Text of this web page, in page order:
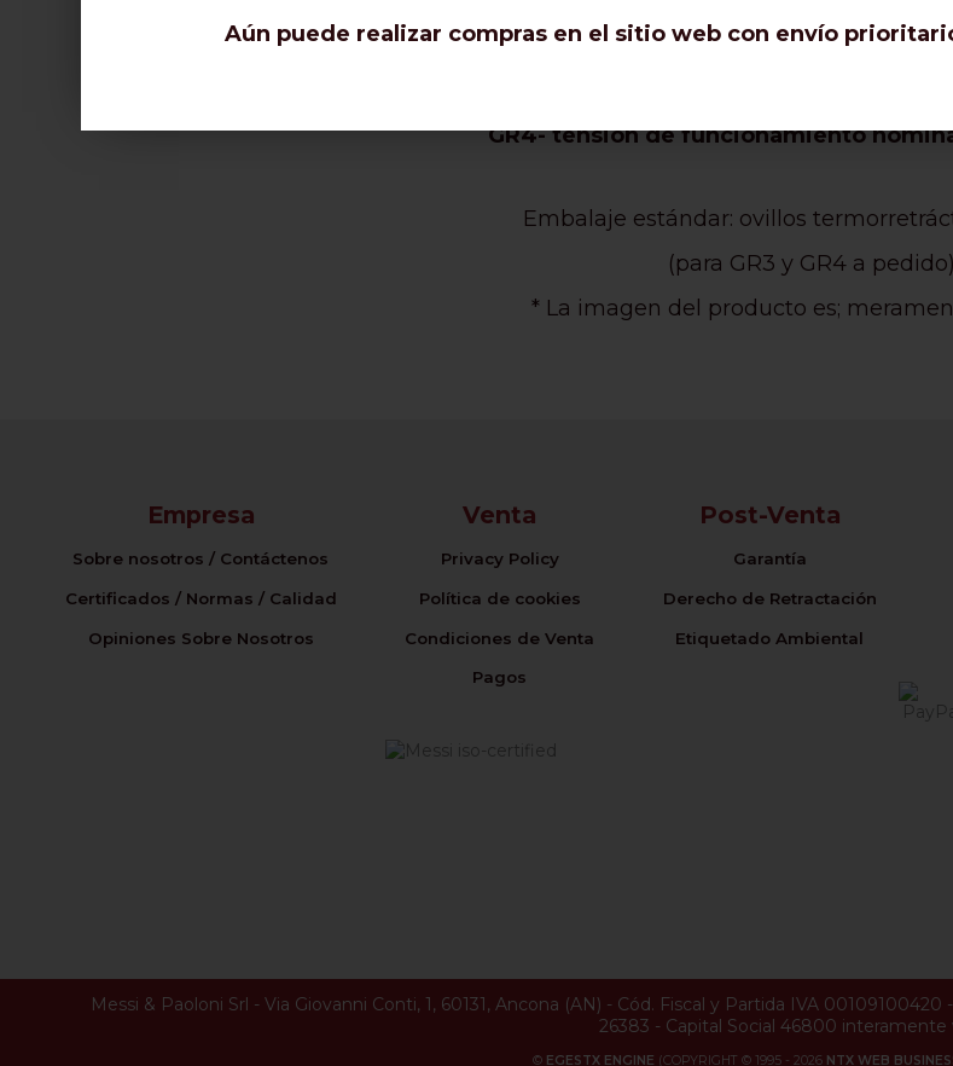
GR2 - tensión de funcionamiento
GR4- tensión de funcionamiento
Embalaje estándar: ovillos
(para GR3 y GR4 a pedido)
* La imagen del producto es;
Empresa
Sobre nosotros / Contáctenos
Certificados / Normas / Calidad
Opiniones Sobre Nosotros
Venta
Privacy Policy
Política de cookies
Condiciones de Venta
Pagos
Post-Venta
Garantía
Derecho de Retractación
Etiquetado Ambiental
Messi & Paoloni Srl - Via Giovanni Conti, 1, 60131, Ancona (AN) - Cód. Fiscal y Partida IVA 00109100420 -
26383 - Capital Social 46800 interamente
© EGESTX ENGINE (COPYRIGHT © 1995 - 2026 NTX WEB
Aún puede realizar compras en el sitio web con envío